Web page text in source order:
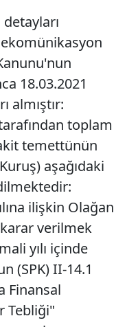
18.03.2021
almıştır:
toplam
temettünün
aşağıdaki
ilişkin Olağan
karar verilmek
yılı içinde
(SPK) II-14.1
Finansal
Tebliği"